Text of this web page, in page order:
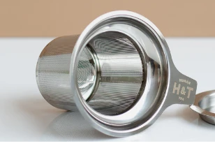
de
crus
Aucun article pour le